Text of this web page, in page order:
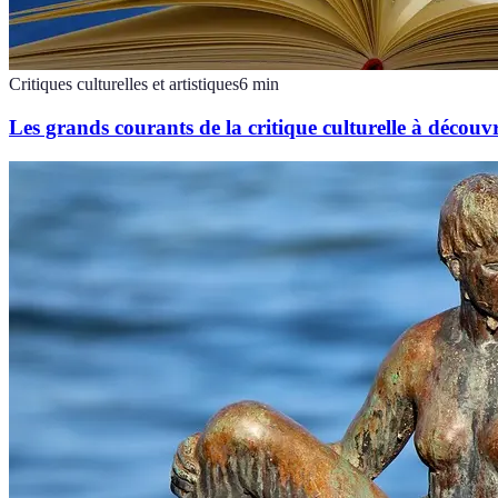
Critiques culturelles et artistiques6 min
Les grands courants de la critique culturelle à